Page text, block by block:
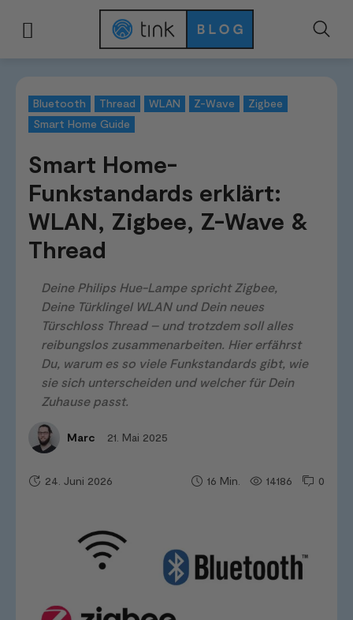
Bluetooth Thread WLAN Z-Wave
Zigbee
Smart Home Guide
Smart Home-
Funkstandards erklärt:
WLAN, Zigbee, Z-Wave &
Thread
Deine Philips Hue-Lampe spricht Zigbee,
Deine Türklingel WLAN und Dein neues
Türschloss Thread – und trotzdem soll alles
reibungslos zusammenarbeiten. Hier erfährst
Du, warum es so viele Funkstandards gibt, wie
sie sich unterscheiden und welcher für Dein
Zuhause passt.
Marc 21. Mai 2025
0
14186
16 Min.
24. Juni 2026